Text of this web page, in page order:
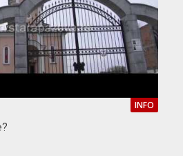
INFO